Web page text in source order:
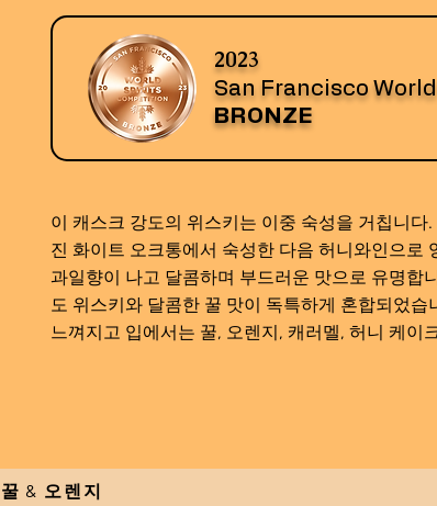
2023
San Francisco
BRONZE
이 캐스크 강도의 위스키는 이중 숙성을 거칩니다
진 화이트 오크통에서 숙성한 다음 허니와인으로
과일향이 나고 달콤하며 부드러운 맛으로 유명합
도 위스키와 달콤한 꿀 맛이 독특하게 혼합되었습
느껴지고 입에서는 꿀, 오렌지, 캐러멜, 허니 케이
꿀 & 오렌지